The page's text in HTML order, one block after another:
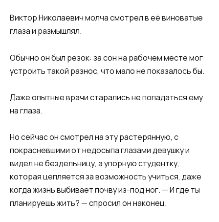
Виктор Николаевич молча смотрел в её виноватые
глаза и размышлял.
Обычно он был резок: за сон на рабочем месте мог
устроить такой разнос, что мало не показалось бы.
Даже опытные врачи старались не попадаться ему
на глаза.
Но сейчас он смотрел на эту растерянную, с
покрасневшими от недосыпа глазами девушку и
видел не бездельницу, а упорную студентку,
которая цепляется за возможность учиться, даже
когда жизнь выбивает почву из-под ног. — И где ты
планируешь жить? — спросил он наконец.